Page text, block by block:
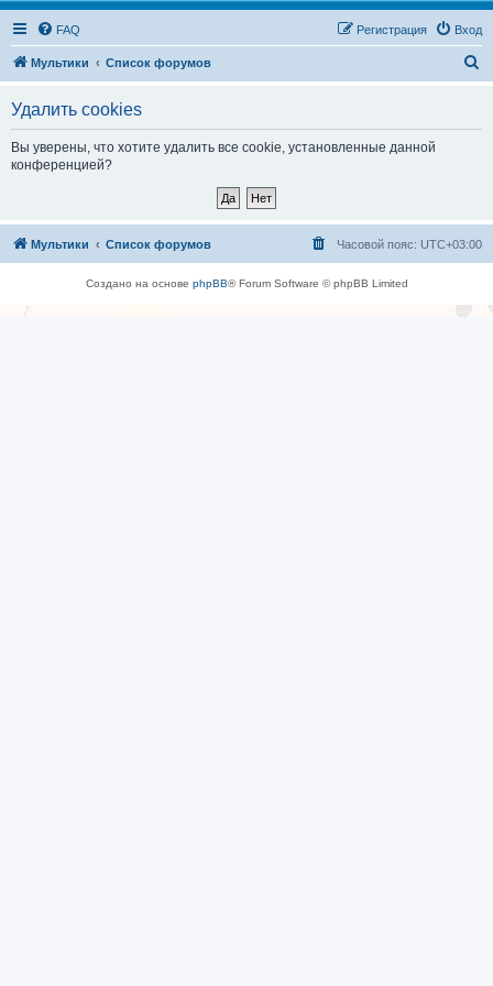
FAQ Вход
Регистрация
Мультики Список форумов
Удалить cookies
Вы уверены, что хотите удалить все cookie, установленные данной
конференцией?
Мультики Список форумов Часовой пояс: UTC+03:00
Создано на основе phpBB® Forum Software © phpBB Limited